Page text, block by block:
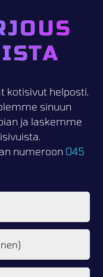
kotisivut helposti.
sinuun
ja laskemme
numeroon 045